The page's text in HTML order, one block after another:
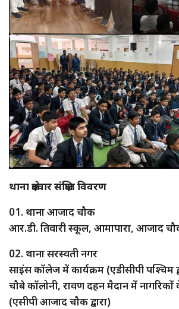
थाना क्षेत्रवार संक्षिप्त विवरण
01. थाना आजाद चौक
आर.डी. तिवारी स्कूल, आमापारा, आजाद
02. थाना सरस्वती नगर
साइंस कॉलेज में कार्यक्रम (एडीसीपी पश्चिम
चौबे कॉलोनी, रावण दहन मैदान में
(एसीपी आजाद चौक द्वारा)